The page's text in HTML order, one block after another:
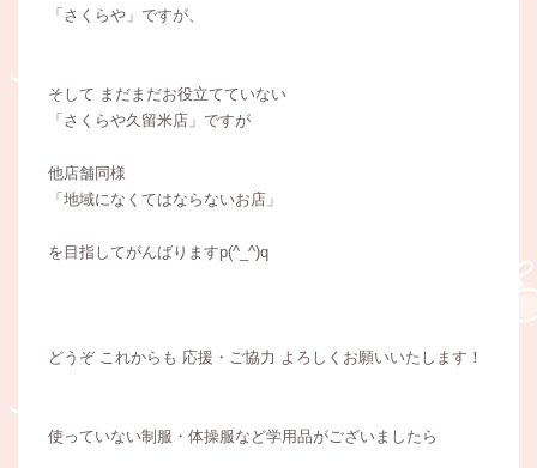
「さくらや」ですが、
そして まだまだお役立てていない
「さくらや久留米店」ですが
他店舗同様
「地域になくてはならないお店」
を目指してがんばりますp(^_^)q
どうぞ これからも 応援・ご協力 よろしくお願いいたします！
使っていない制服・体操服など学用品がございましたら